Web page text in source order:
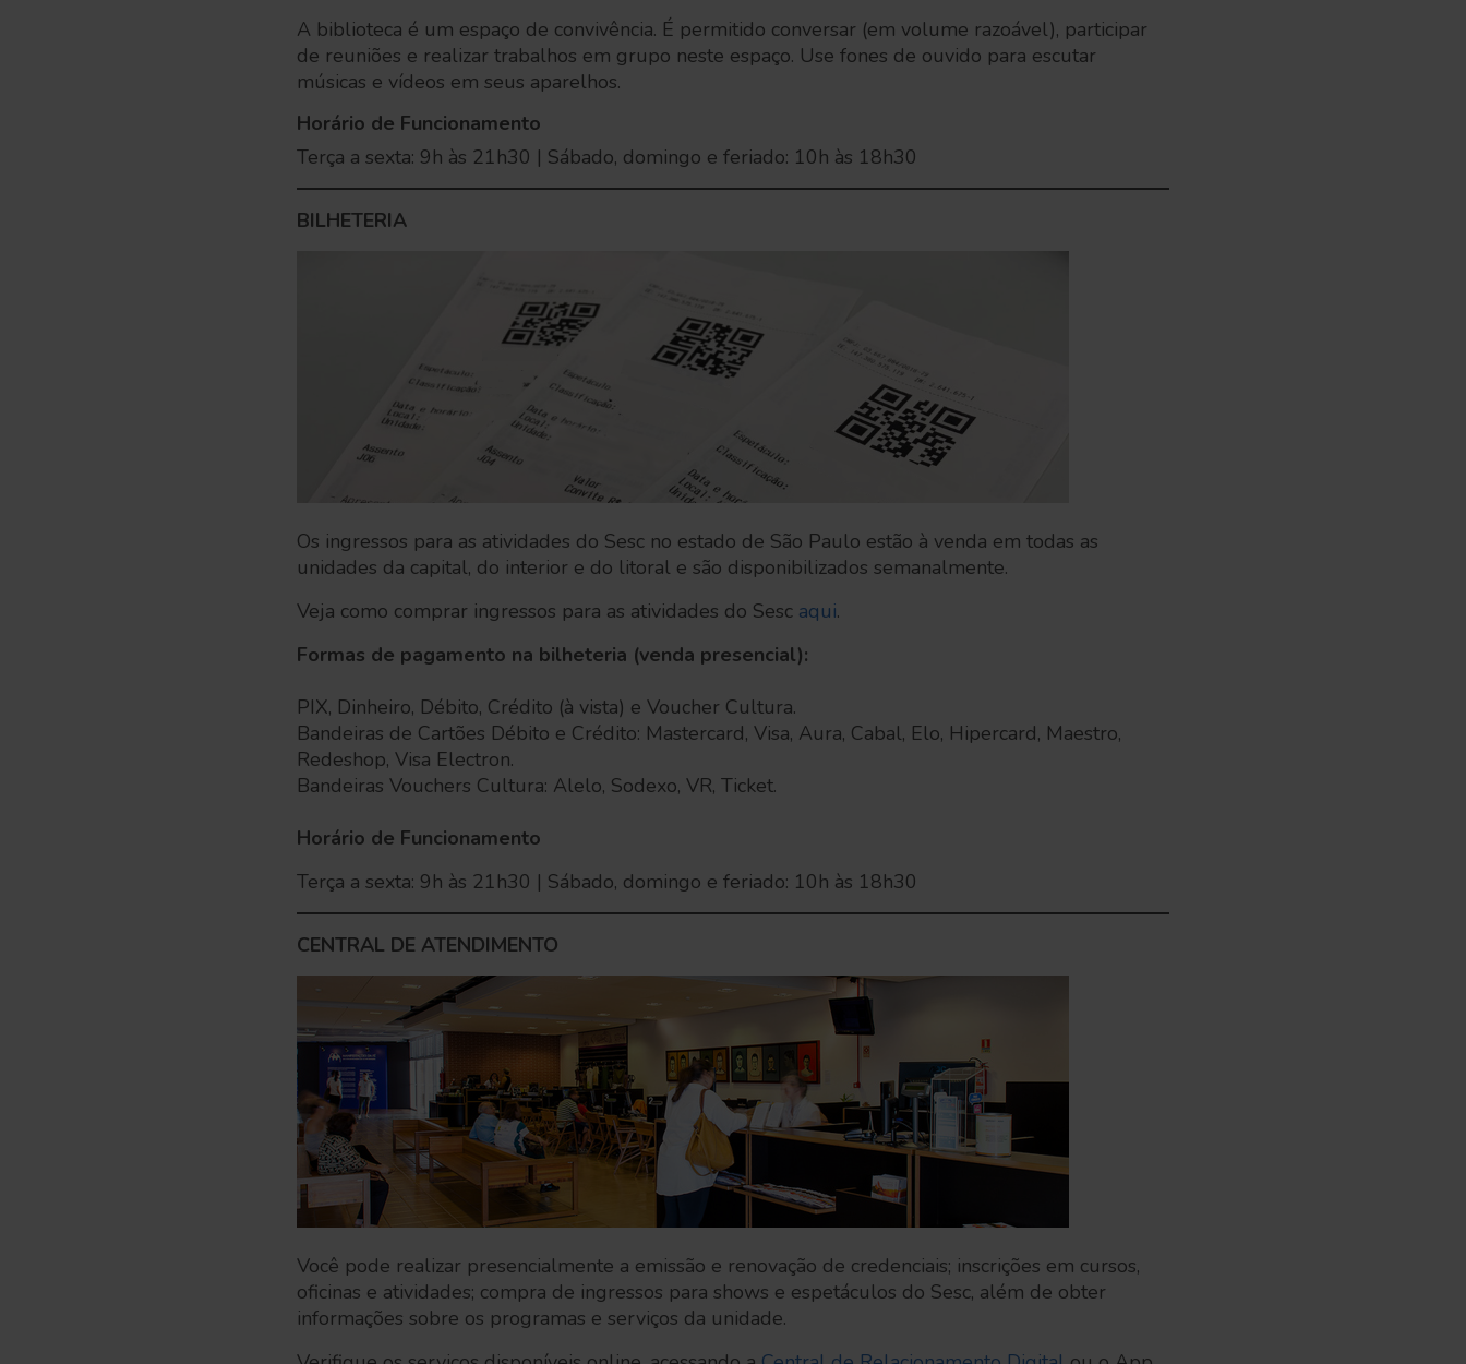
A biblioteca é um espaço de convivência. É permitido conversar (em volume razoável), participar
de reuniões e realizar trabalhos em grupo neste espaço. Use fones de ouvido para escutar
músicas e vídeos em seus aparelhos.
Horário de Funcionamento
Terça a sexta: 9h às 21h30 | Sábado, domingo e feriado: 10h às 18h30
BILHETERIA
Os ingressos para as atividades do Sesc no estado de São Paulo estão à venda em todas as
unidades da capital, do interior e do litoral e são disponibilizados semanalmente.
Veja como comprar ingressos para as atividades do Sesc aqui.
Formas de pagamento na bilheteria (venda presencial):
PIX, Dinheiro, Débito, Crédito (à vista) e Voucher Cultura.
Bandeiras de Cartões Débito e Crédito: Mastercard, Visa, Aura, Cabal, Elo, Hipercard, Maestro,
Redeshop, Visa Electron.
Bandeiras Vouchers Cultura: Alelo, Sodexo, VR, Ticket.
Horário de Funcionamento
Terça a sexta: 9h às 21h30 | Sábado, domingo e feriado: 10h às 18h30
CENTRAL DE ATENDIMENTO
Você pode realizar presencialmente a emissão e renovação de credenciais; inscrições em cursos,
oficinas e atividades; compra de ingressos para shows e espetáculos do Sesc, além de obter
informações sobre os programas e serviços da unidade.